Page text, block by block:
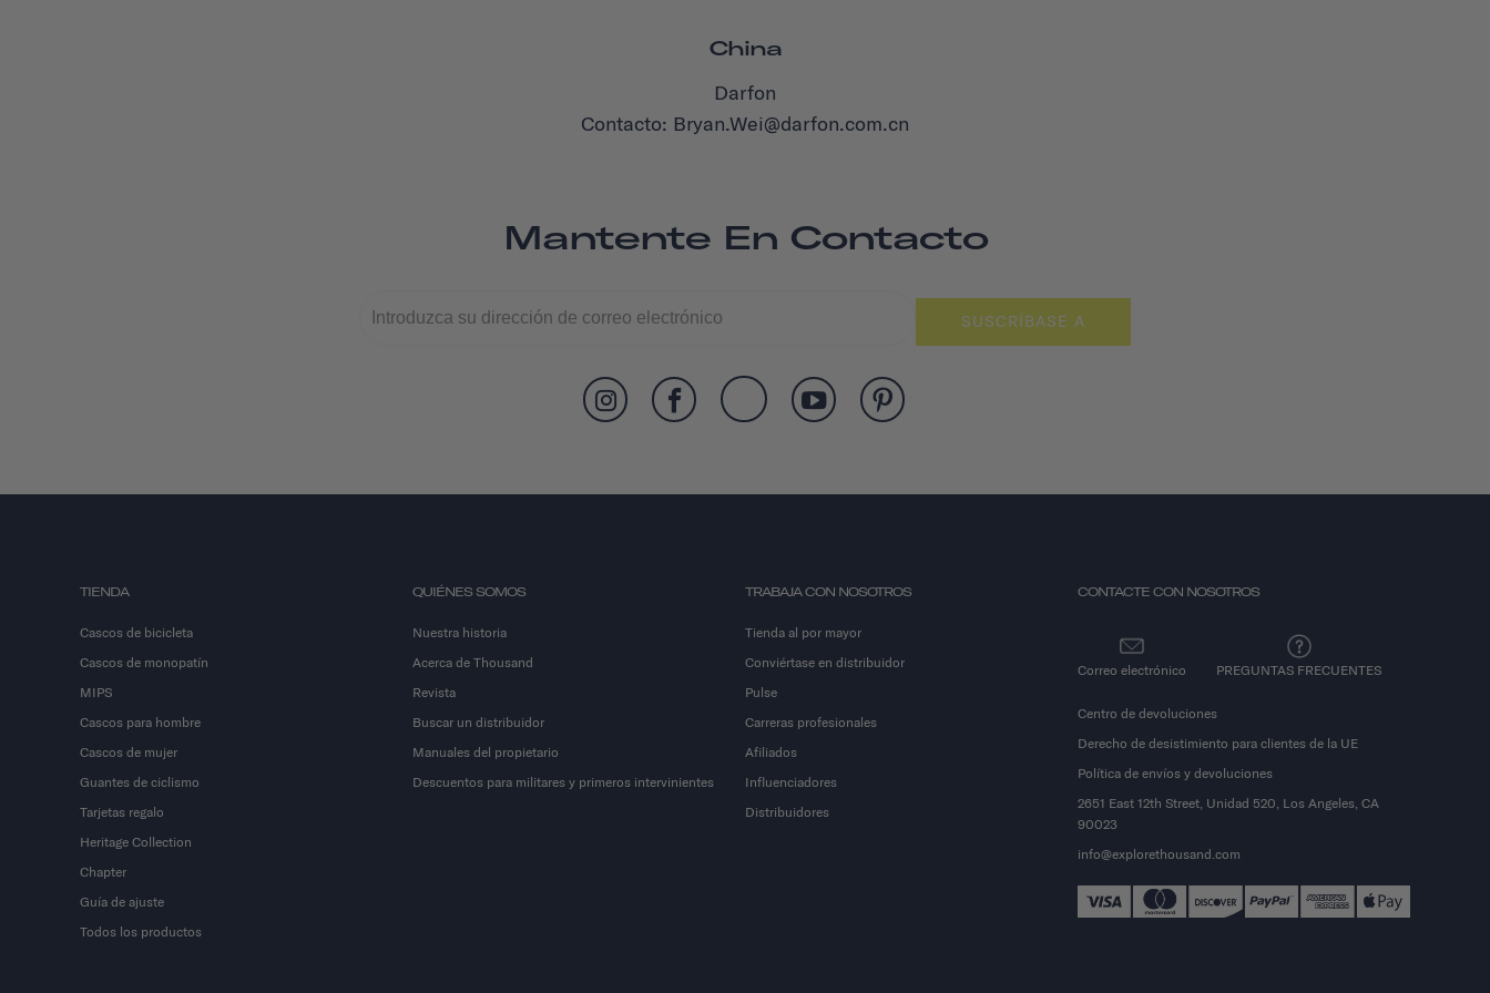
China
Darfon
Contacto: Bryan.Wei@darfon.com.cn
Mantente En Contacto
SUSCRÍBASE A
TIENDA
Cascos de bicicleta
Cascos de monopatín
MIPS
Cascos para hombre
Cascos de mujer
Guantes de ciclismo
Tarjetas regalo
Heritage Collection
Chapter
Guía de ajuste
Todos los productos
QUIÉNES SOMOS
Nuestra historia
Acerca de Thousand
Revista
Buscar un distribuidor
Manuales del propietario
Descuentos para militares y primeros intervinientes
TRABAJA CON NOSOTROS
Tienda al por mayor
Conviértase en distribuidor
Pulse
Carreras profesionales
Afiliados
Influenciadores
Distribuidores
CONTACTE CON NOSOTROS
Correo electrónico PREGUNTAS FRECUENTES
Centro de devoluciones
Derecho de desistimiento para clientes de la UE
Política de envíos y devoluciones
2651 East 12th Street, Unidad 520, Los Angeles, CA
90023
info@explorethousand.com